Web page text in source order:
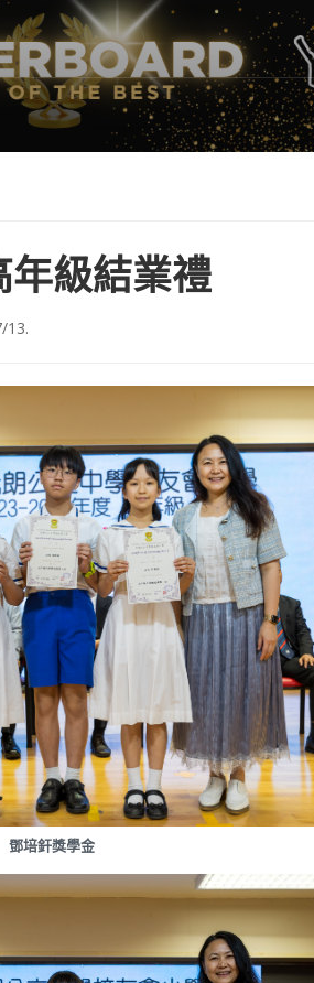
年級結業禮
13.
鄧培釬獎學金